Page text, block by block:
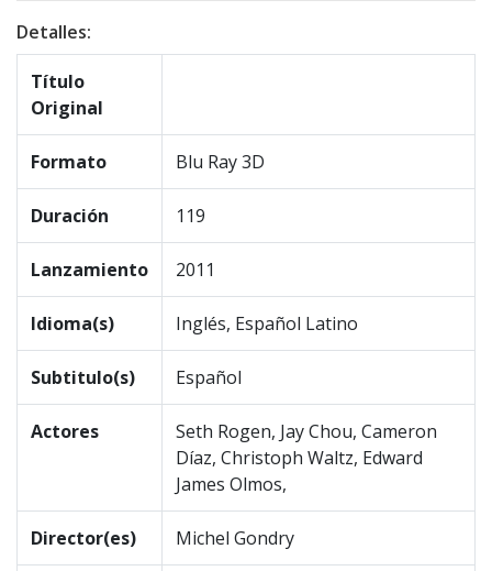
Detalles:
Título
Original
Formato Blu Ray 3D
Duración 119
Lanzamiento 2011
Idioma(s) Inglés, Español Latino
Subtitulo(s) Español
Actores
Seth Rogen, Jay Chou, Cameron
Díaz, Christoph Waltz, Edward
James Olmos,
Director(es) Michel Gondry